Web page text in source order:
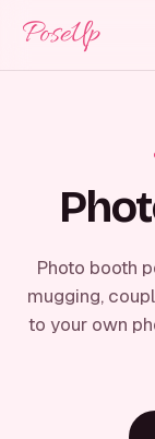
PoseUp
Photo booth
mugging,
to your own